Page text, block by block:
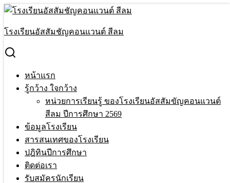
Skip
content
โรงเรียนอัสสัมชัญคอนแวนต์ สีลม
หน้าแรก
รู้กว้าง ใจกว้าง
หน่วยการเรียนรู้ ของโรงเรียนอัสสัมขัญคอนแวนต์
สีลม ปีการศึกษา 2569
ข้อมูลโรงเรียน
สารสนเทศของโรงเรียน
ปฎิทินปีการศึกษา
ติดต่อเรา
รับสมัครนักเรียน
for:
แบบสาธิต เรื่อง การปักครอสติช ของนักเรียนชั้นประถมศึกษาปี
หน้าแรก›งานวิจัย
ปฏิบัติด้วยวิธีการสอนแบบสาธิต เรื่อง การปักครอสติช ของ
นักเรียนชั้นประถมศึกษาปีที่ 2
งานวิจัยในชั้นเรียน เรื่อง พัฒนาทักษะการ
ปฏิบัติด้วยวิธีการสอนแบบสาธิต เรื่อง การ
ปักครอสติช ของนักเรียนชั้นประถมศึกษาปี